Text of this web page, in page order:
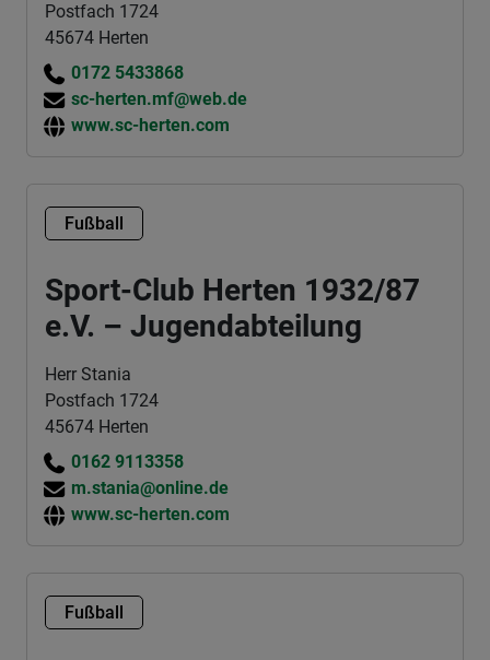
Postfach 1724
45674 Herten
0172 5433868
sc-herten.mf@web.de
www.sc-herten.com
Fußball
Sport-Club Herten 1932/87
e.V. – Jugendabteilung
Herr Stania
Postfach 1724
45674 Herten
0162 9113358
m.stania@online.de
www.sc-herten.com
Fußball